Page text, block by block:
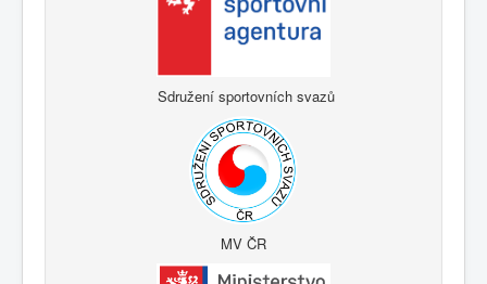
Sdružení sportovních svazů
MV ČR